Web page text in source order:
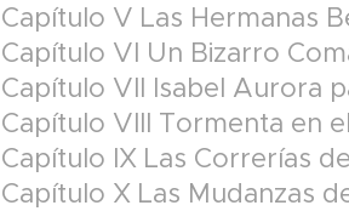
Capítulo V Las Hermanas
Capítulo VI Un Bizarro
Capítulo VII Isabel Aurora
Capítulo VIII Tormenta en
Capítulo IX Las Correrías
Capítulo X Las Mudanzas